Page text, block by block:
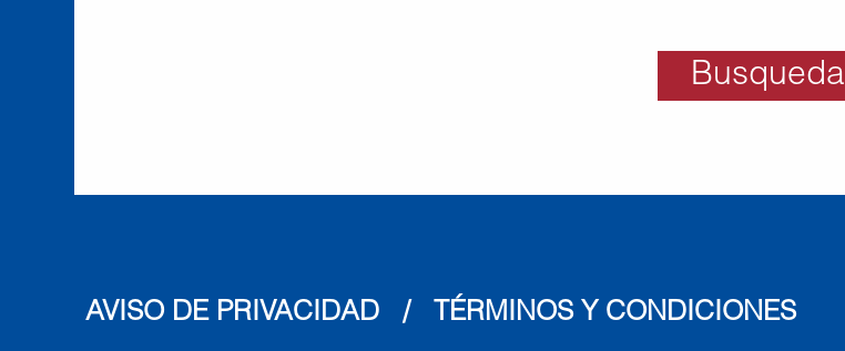
Busqueda
AVISO DE PRIVACIDAD
   /
TÉRMINOS Y CONDICIONES